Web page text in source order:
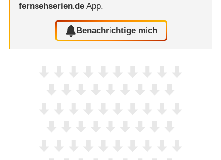
fernsehserien.deApp.
Benachrichtige mich